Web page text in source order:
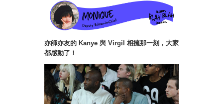
亦師亦友的 Kanye 與 Virgil 相擁那一刻，大家
都感動了！